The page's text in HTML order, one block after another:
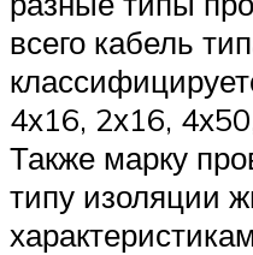
всего кабель
4х16, 2х16,
Также марку
типу изоляции